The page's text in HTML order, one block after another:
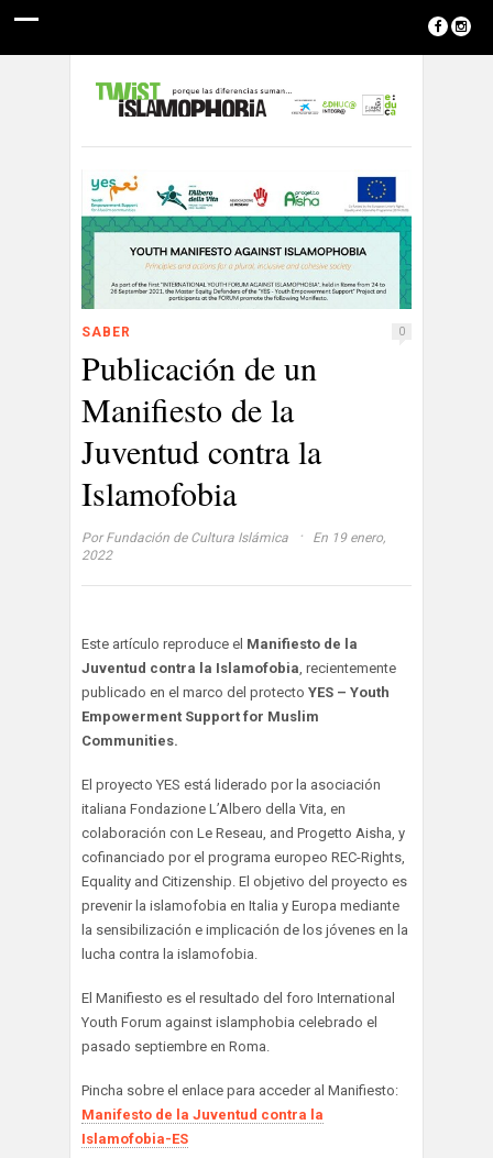
SABER 0
Publicación de un
Manifiesto de la
Juventud contra la
Islamofobia
Por Fundación de Cultura Islámica ·
En 19 enero,
2022
Este artículo reproduce el Manifiesto de la
Juventud contra la Islamofobia , recientemente
publicado en el marco del protecto YES – Youth
Empowerment Support for Muslim
Communities.
El proyecto YES está liderado por la asociación
italiana Fondazione L’Albero della Vita, en
colaboración con Le Reseau, and Progetto Aisha, y
cofinanciado por el programa europeo REC-Rights,
Equality and Citizenship. El objetivo del proyecto es
prevenir la islamofobia en Italia y Europa mediante
la sensibilización e implicación de los jóvenes en la
lucha contra la islamofobia.
El Manifiesto es el resultado del foro International
Youth Forum against islamphobia celebrado el
pasado septiembre en Roma.
Pincha sobre el enlace para acceder al Manifiesto:
Manifesto de la Juventud contra la
Islamofobia-ES